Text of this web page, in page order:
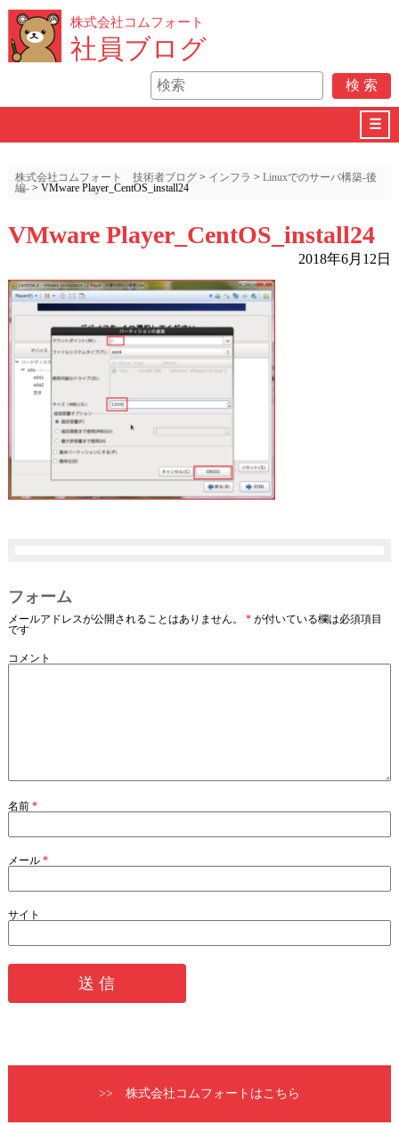
株式会社コムフォート
社員ブログ
☰
株式会社コムフォート 技術者ブログ> インフラ > Linuxでのサーバ構築-後
編-> VMware Player_CentOS_install24
VMware Player_CentOS_install24
2018年6月12日
フォーム
メールアドレスが公開されることはありません。 *が付いている欄は必須項目
です
コメント
名前 *
メール *
サイト
>> 株式会社コムフォートはこちら